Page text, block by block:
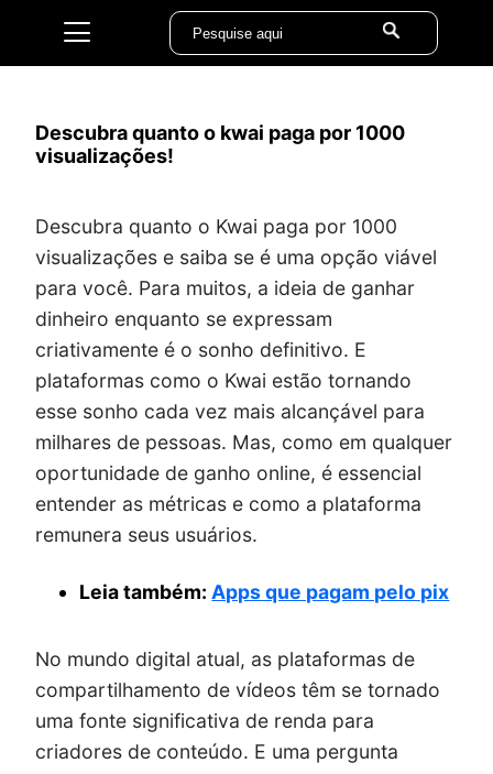
Descubra quanto o kwai paga por 1000
visualizações!
Descubra quanto o Kwai paga por 1000
visualizações e saiba se é uma opção viável
para você. Para muitos, a ideia de ganhar
dinheiro enquanto se expressam
criativamente é o sonho definitivo. E
plataformas como o Kwai estão tornando
esse sonho cada vez mais alcançável para
milhares de pessoas. Mas, como em qualquer
oportunidade de ganho online, é essencial
entender as métricas e como a plataforma
remunera seus usuários.
Leia também: Apps que pagam pelo pix
No mundo digital atual, as plataformas de
compartilhamento de vídeos têm se tornado
uma fonte significativa de renda para
criadores de conteúdo. E uma pergunta